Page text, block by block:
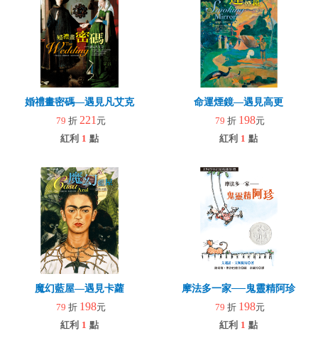
婚禮畫密碼—遇見凡艾克
79 折 221 元
紅利 1 點
命運煙鏡—遇見高更
79 折 198元
紅利 1 點
魔幻藍屋—遇見卡蘿
79 折 198元
紅利 1 點
摩法多一家──鬼靈精阿珍
79 折 198元
紅利 1 點